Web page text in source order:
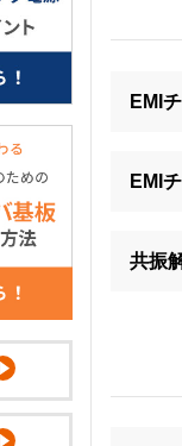
EMI
EMI
共振